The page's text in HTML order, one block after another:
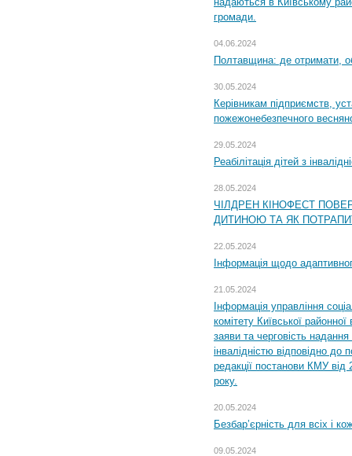
громади.
04.06.2024
Полтавщина: де отримати,
30.05.2024
Керівникам підприємств,
пожежонебезпечного
29.05.2024
Реабілітація дітей з
28.05.2024
ЧІЛДРЕН КІНОФЕСТ
ДИТИНОЮ ТА ЯК
22.05.2024
Інформація щодо
21.05.2024
Інформація управління
комітету Київської
заяви та черговість надання
інвалідністю відповідно
редакції постанови КМУ від
року.
20.05.2024
Безбар’єрність для всіх і
09.05.2024